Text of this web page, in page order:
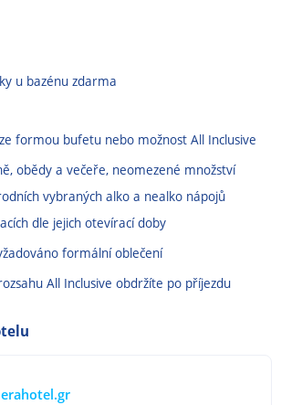
u bazénu zdarma
formou bufetu nebo možnost All Inclusive
obědy a večeře, neomezené množství
vybraných alko a nealko nápojů
dle jejich otevírací doby
formální oblečení
All Inclusive obdržíte po příjezdu